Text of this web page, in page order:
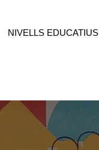
NIVELLS EDUCATIUS